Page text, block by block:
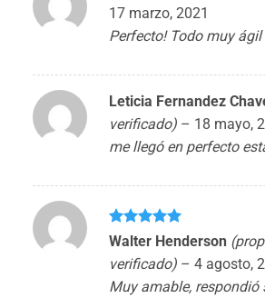
17 marzo, 2021
Perfecto! Todo muy ágil
Leticia Fernandez
verificado) – 18 mayo,
me llegó en perfecto
Valorado
Walter Henderson
verificado) – 4 agosto,
Muy amable, respondió